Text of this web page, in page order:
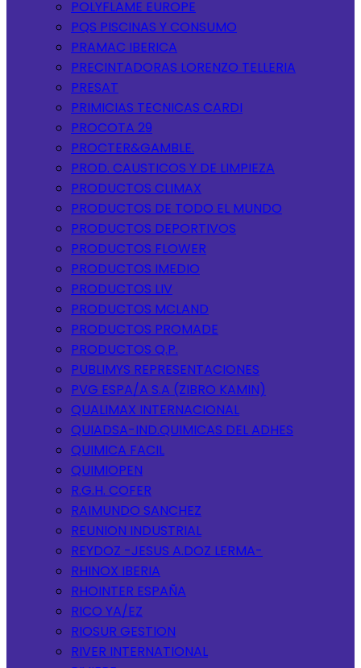
POLYFLAME EUROPE
PQS PISCINAS Y CONSUMO
PRAMAC IBERICA
PRECINTADORAS LORENZO TELLERIA
PRESAT
PRIMICIAS TECNICAS CARDI
PROCOTA 29
PROCTER&GAMBLE.
PROD. CAUSTICOS Y DE LIMPIEZA
PRODUCTOS CLIMAX
PRODUCTOS DE TODO EL MUNDO
PRODUCTOS DEPORTIVOS
PRODUCTOS FLOWER
PRODUCTOS IMEDIO
PRODUCTOS LIV
PRODUCTOS MCLAND
PRODUCTOS PROMADE
PRODUCTOS Q.P.
PUBLIMYS REPRESENTACIONES
PVG ESPA/A S.A (ZIBRO KAMIN)
QUALIMAX INTERNACIONAL
QUIADSA-IND.QUIMICAS DEL ADHES
QUIMICA FACIL
QUIMIOPEN
R.G.H. COFER
RAIMUNDO SANCHEZ
REUNION INDUSTRIAL
REYDOZ -JESUS A.DOZ LERMA-
RHINOX IBERIA
RHOINTER ESPAÑA
RICO YA/EZ
RIOSUR GESTION
RIVER INTERNATIONAL